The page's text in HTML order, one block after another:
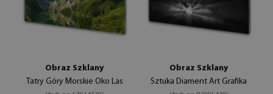
Obraz Szklany
Tatry Góry Morskie Oko Las
Obraz Szklany
Sztuka Diament Art Grafika